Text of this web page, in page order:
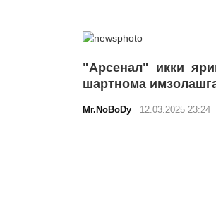
"Арсенал" икки
шартнома
Mr.NoBoDy 12.03.2025 23:24